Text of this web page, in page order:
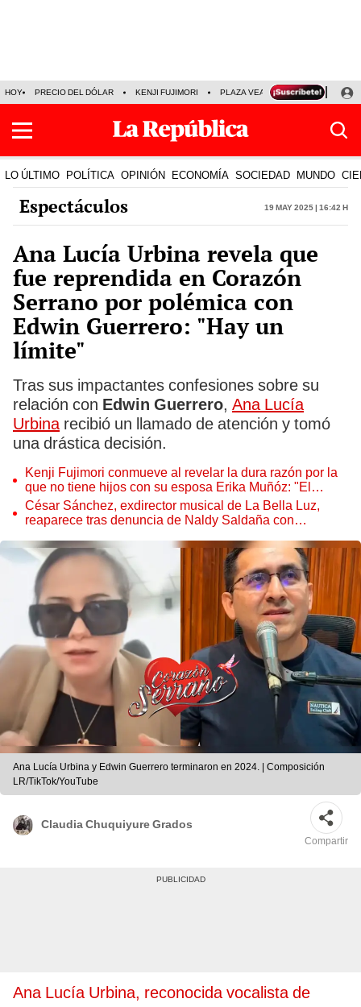
HOY PRECIO DEL DÓLAR KENJI FUJIMORI PLAZA VEA FERIADOS
LO ÚLTIMO POLÍTICA OPINIÓN ECONOMÍA SOCIEDAD MUNDO
Espectáculos 19 May 2025 | 16:42 h
Ana Lucía Urbina revela que
fue reprendida en Corazón
Serrano por polémica con
Edwin Guerrero: "Hay un
límite"
Tras sus impactantes confesiones sobre su
relación con Edwin Guerrero, Ana Lucía
Urbinarecibió un llamado de atención y tomó
una drástica decisión.
Kenji Fujimori conmueve al revelar la dura razón por la
que no tiene hijos con su esposa Erika Muñóz: "El
proceso judicial"
César Sánchez, exdirector musical de La Bella Luz,
reaparece tras denuncia de Naldy Saldaña con
Ana Lucía Urbina y Edwin Guerrero terminaron en 2024. | Composición
LR/TikTok/YouTube
Claudia Chuquiyure Grados
Compartir
Ana Lucía Urbina, reconocida vocalista de